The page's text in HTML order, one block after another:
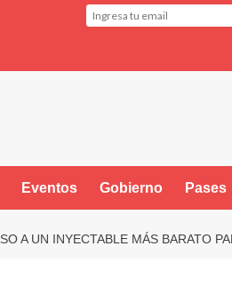
Eventos Gobierno Pases
A UN INYECTABLE MÁS BARATO